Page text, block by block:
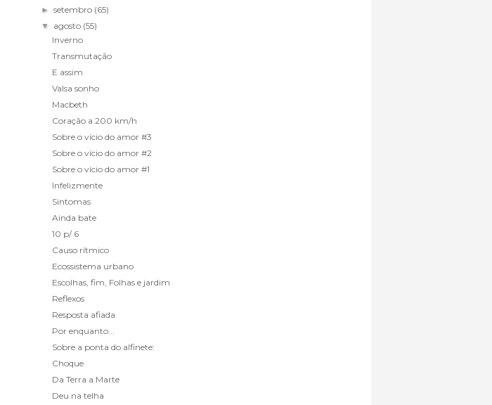
►setembro (65)
▼ agosto (55)
Inverno
Transmutação
E assim
Valsa sonho
Macbeth
Coração a 200 km/h
Sobre o vício do amor #3
Sobre o vício do amor #2
Sobre o vício do amor #1
Infelizmente
Sintomas
Ainda bate
10 p/ 6
Causo rítmico
Ecossistema urbano
Escolhas, fim, Folhas e jardim
Reflexos
Resposta afiada
Por enquanto...
Sobre a ponta do alfinete:
Choque
Da Terra a Marte
Deu na telha